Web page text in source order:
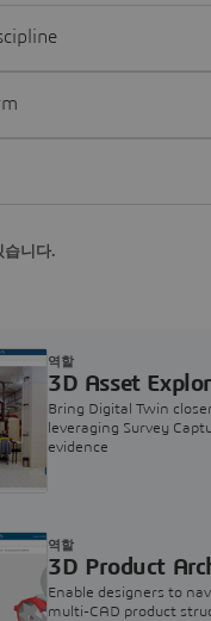
습니다.
3D Asset
Bring Digital Twin
leveraging Survey
evidence
역할
3D Product
Enable designers to
multi-CAD product
역할